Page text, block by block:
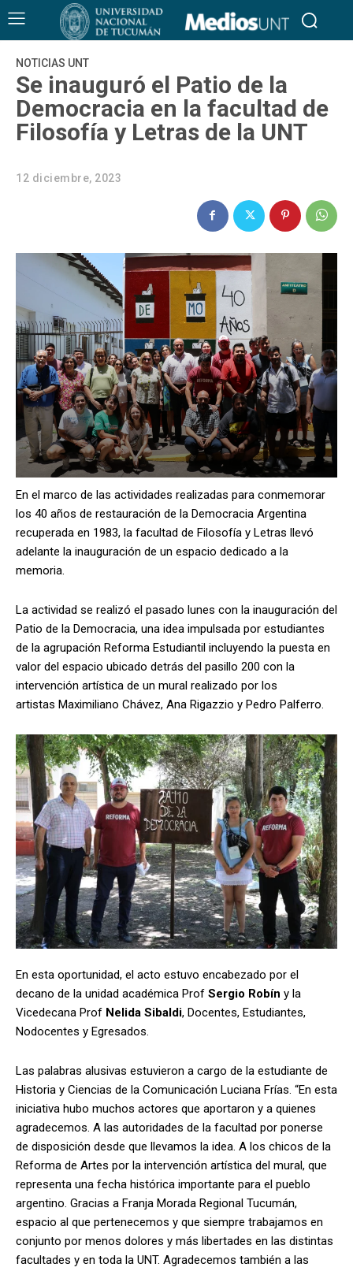
NOTICIAS UNT
Se inauguró el Patio de la
Democracia en la facultad de
Filosofía y Letras de la UNT
12 diciembre, 2023
En el marco de las actividades realizadas para conmemorar
los 40 años de restauración de la Democracia Argentina
recuperada en 1983, la facultad de Filosofía y Letras llevó
adelante la inauguración de un espacio dedicado a la
memoria.
La actividad se realizó el pasado lunes con la inauguración del
Patio de la Democracia, una idea impulsada por estudiantes
de la agrupación Reforma Estudiantil incluyendo la puesta en
valor del espacio ubicado detrás del pasillo 200 con la
intervención artística de un mural realizado por los
artistas Maximiliano Chávez, Ana Rigazzio y Pedro Palferro.
En esta oportunidad, el acto estuvo encabezado por el
decano de la unidad académica Prof Sergio Robín y la
Vicedecana Prof Nelida Sibaldi, Docentes, Estudiantes,
Nodocentes y Egresados.
Las palabras alusivas estuvieron a cargo de la estudiante de
Historia y Ciencias de la Comunicación Luciana Frías. “En esta
iniciativa hubo muchos actores que aportaron y a quienes
agradecemos. A las autoridades de la facultad por ponerse
de disposición desde que llevamos la idea. A los chicos de la
Reforma de Artes por la intervención artística del mural, que
representa una fecha histórica importante para el pueblo
argentino. Gracias a Franja Morada Regional Tucumán,
espacio al que pertenecemos y que siempre trabajamos en
conjunto por menos dolores y más libertades en las distintas
facultades y en toda la UNT. Agradecemos también a las